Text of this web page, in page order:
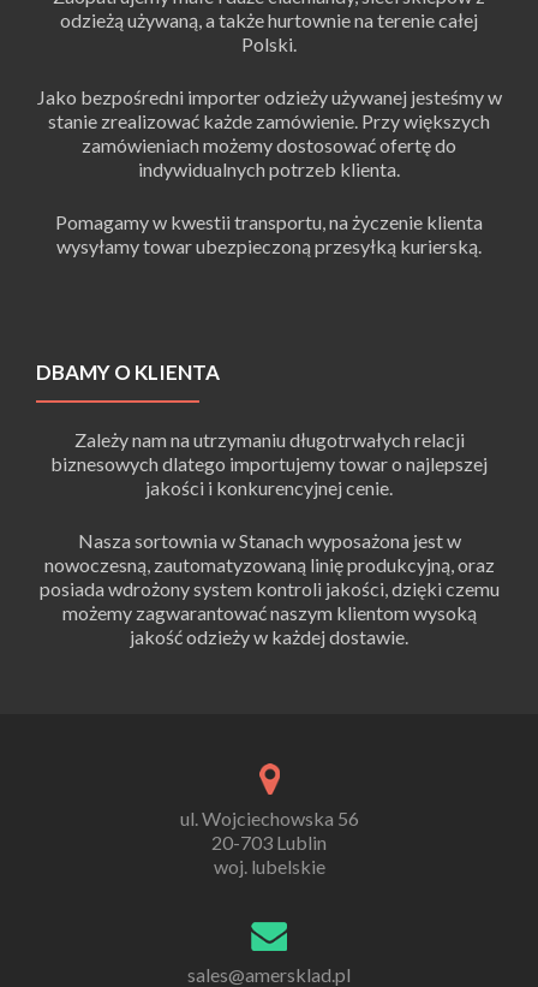
odzieżą używaną, a także hurtownie na terenie całej
Polski.
Jako bezpośredni importer odzieży używanej jesteśmy w
stanie zrealizować każde zamówienie. Przy większych
zamówieniach możemy dostosować ofertę do
indywidualnych potrzeb klienta.
Pomagamy w kwestii transportu, na życzenie klienta
wysyłamy towar ubezpieczoną przesyłką kurierską.
DBAMY O KLIENTA
Zależy nam na utrzymaniu długotrwałych relacji
biznesowych dlatego importujemy towar o najlepszej
jakości i konkurencyjnej cenie.
Nasza sortownia w Stanach wyposażona jest w
nowoczesną, zautomatyzowaną linię produkcyjną, oraz
posiada wdrożony system kontroli jakości, dzięki czemu
możemy zagwarantować naszym klientom wysoką
jakość odzieży w każdej dostawie.
ul. Wojciechowska 56
20-703 Lublin
woj. lubelskie
sales@amersklad.pl